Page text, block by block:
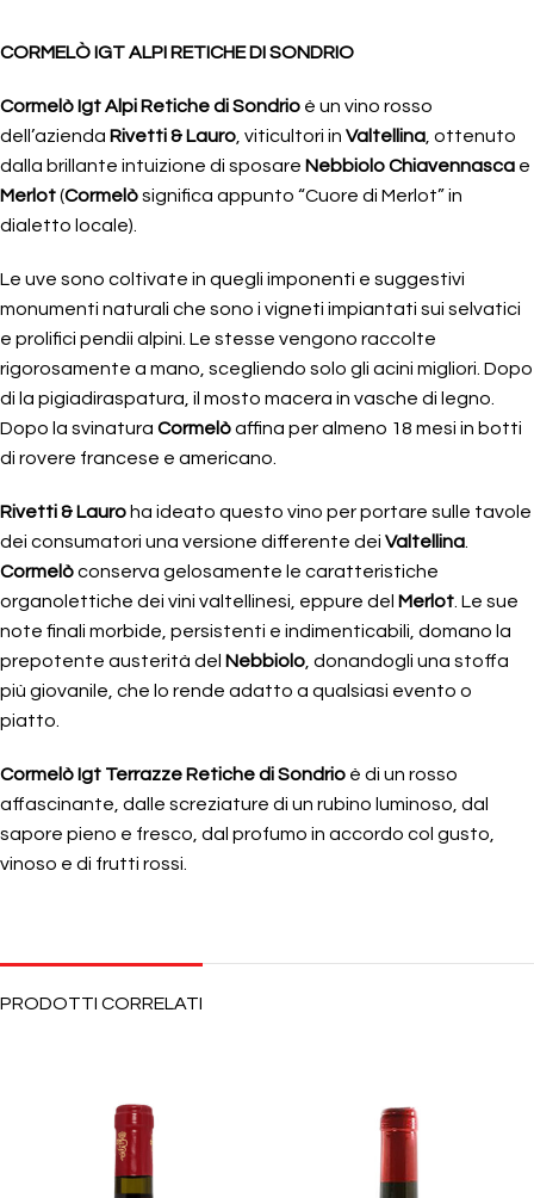
CORMELÒ IGT ALPI RETICHE DI SONDRIO
Cormelò Igt Alpi Retiche di Sondrio è un vino rosso
dell’azienda Rivetti & Lauro , viticultori in Valtellina , ottenuto
dalla brillante intuizione di sposare Nebbiolo Chiavennasca e
Merlot(Cormelòsignifica appunto “Cuore di Merlot” in
dialetto locale).
Le uve sono coltivate in quegli imponenti e suggestivi
monumenti naturali che sono i vigneti impiantati sui selvatici
e prolifici pendii alpini. Le stesse vengono raccolte
rigorosamente a mano, scegliendo solo gli acini migliori. Dopo
di la pigiadiraspatura, il mosto macera in vasche di legno.
Dopo la svinatura Cormelòaffina per almeno 18 mesi in botti
di rovere francese e americano.
Rivetti & Lauro ha ideato questo vino per portare sulle tavole
dei consumatori una versione differente dei Valtellina
Cormelòconserva gelosamente le caratteristiche
organolettiche dei vini valtellinesi, eppure del Merlot . Le sue
note finali morbide, persistenti e indimenticabili, domano la
prepotente austerità del Nebbiolo , donandogli una stoffa
più giovanile, che lo rende adatto a qualsiasi evento o
piatto.
Cormelò Igt Terrazze Retiche di Sondrio è di un rosso
affascinante, dalle screziature di un rubino luminoso, dal
sapore pieno e fresco, dal profumo in accordo col gusto,
vinoso e di frutti rossi.
PRODOTTI CORRELATI